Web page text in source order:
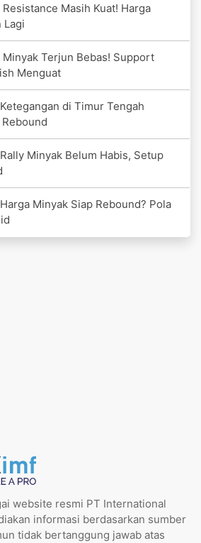
Resistance Masih Kuat! Harga
Lagi
Minyak Terjun Bebas! Support
Menguat
di Timur Tengah
Minyak Belum Habis, Setup
Minyak Siap Rebound? Pola
website resmi PT International
informasi berdasarkan sumber
tidak bertanggung jawab atas